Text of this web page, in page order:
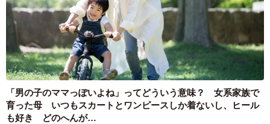
「男の子のママっぽいよね」ってどういう意味？ 女系家族で
育った母 いつもスカートとワンピースしか着ないし、ヒール
も好き どのへんが…